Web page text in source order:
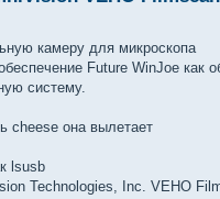
камеру для микроскопа
Future WinJoe как
систему.
cheese она вылетает
lsusb
Technologies, Inc. VEHO